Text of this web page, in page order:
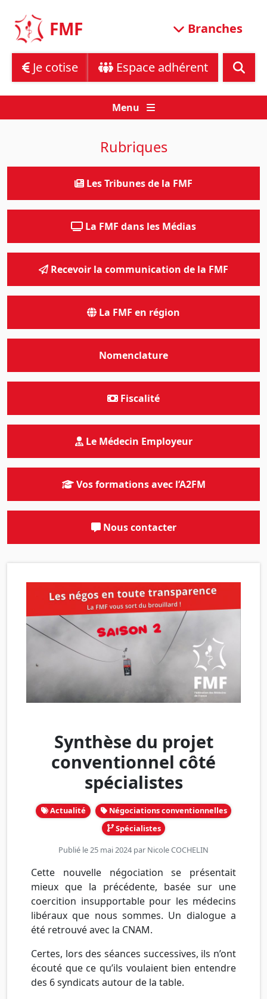
content
FMF Branches
Je cotise Espace adhérent
Menu
Synthèse du projet
conventionnel côté
spécialistes
Actualité
Négociations conventionnelles
Spécialistes
Publié le 25 mai 2024 par Nicole COCHELIN
Cette nouvelle négociation se présentait
mieux que la précédente, basée sur une
coercition insupportable pour les médecins
libéraux que nous sommes. Un dialogue a
été retrouvé avec la CNAM.
Certes, lors des séances successives, ils n’ont
écouté que ce qu’ils voulaient bien entendre
des 6 syndicats autour de la table.
Rubriques
Les Tribunes de la FMF
La FMF dans les Médias
Recevoir la communication de la FMF
La FMF en région
Nomenclature
Fiscalité
Le Médecin Employeur
Vos formations avec l’A2FM
Nous contacter